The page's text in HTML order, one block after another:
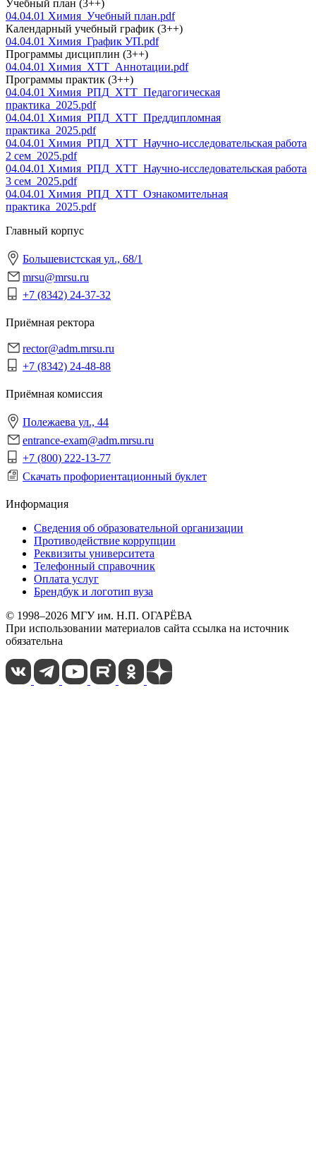
Учебный план (3++)
04.04.01 Химия_Учебный план.pdf
Календарный учебный график (3++)
04.04.01 Химия_График УП.pdf
Программы дисциплин (3++)
04.04.01 Химия_ХТТ_Аннотации.pdf
Программы практик (3++)
04.04.01 Химия_РПД_ХТТ_Педагогическая
практика_2025.pdf
04.04.01 Химия_РПД_ХТТ_Преддипломная
практика_2025.pdf
04.04.01 Химия_РПД_ХТТ_Научно-исследовательская работа
2 сем_2025.pdf
04.04.01 Химия_РПД_ХТТ_Научно-исследовательская работа
3 сем_2025.pdf
04.04.01 Химия_РПД_ХТТ_Ознакомительная
практика_2025.pdf
Главный корпус
Большевистская ул., 68/1
mrsu@mrsu.ru
+7 (8342) 24-37-32
Приёмная ректора
rector@adm.mrsu.ru
+7 (8342) 24-48-88
Приёмная комиссия
Полежаева ул., 44
entrance-exam@adm.mrsu.ru
+7 (800) 222-13-77
Скачать профориентационный буклет
Информация
Сведения об образовательной организации
Противодействие коррупции
Реквизиты университета
Телефонный справочник
Оплата услуг
Брендбук и логотип вуза
© 1998–2026 МГУ им. Н.П. ОГАРЁВА
При использовании материалов сайта ссылка на источник
обязательна